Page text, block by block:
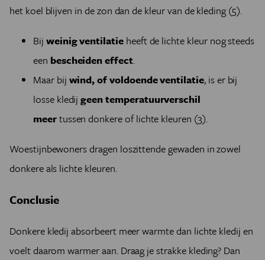
het koel blijven in de zon dan de kleur van de kleding (5).
Bij weinig ventilatieheeft de lichte kleur nog steeds
een bescheiden effect.
Maar bij wind, of voldoende ventilatie, is er bij
losse kledijgeen temperatuurverschil
meertussen donkere of lichte kleuren (3).
Woestijnbewoners dragen loszittende gewaden in zowel
donkere als lichte kleuren.
Conclusie
Donkere kledij absorbeert meer warmte dan lichte kledij en
voelt daarom warmer aan. Draag je strakke kleding? Dan